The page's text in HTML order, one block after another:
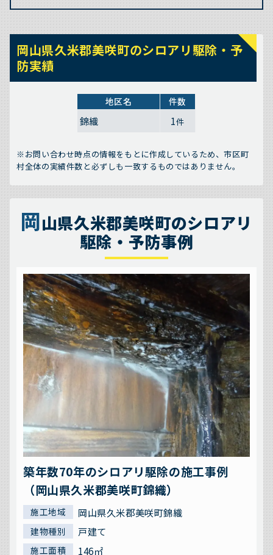
岡山県久米郡美咲町のシロアリ駆除・予
防実績
地区名 件数
錦織 1件
※お問い合わせ時点の情報をもとに作成しているため、市区町
村全体の実績件数と必ずしも一致するものではありません。
岡山県久米郡美咲町のシロアリ
駆除・予防事例
築年数70年のシロアリ駆除の施工事例
（岡山県久米郡美咲町錦織）
施工地域 岡山県久米郡美咲町錦織
建物種別 戸建て
施工面積 146㎡